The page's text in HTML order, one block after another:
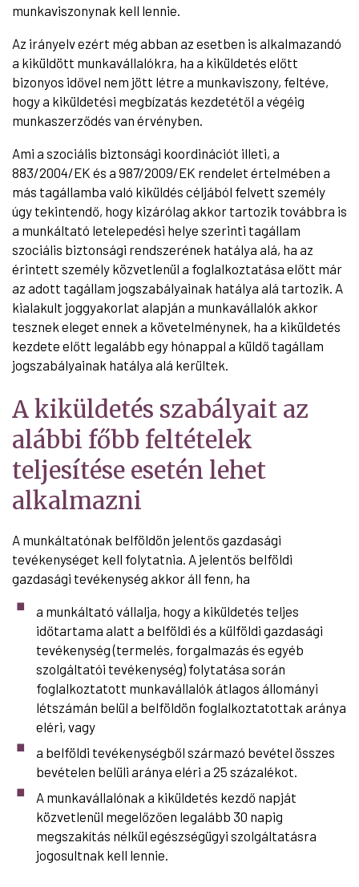
munkaviszonynak kell lennie.
Az irányelv ezért még abban az esetben is alkalmazandó
a kiküldött munkavállalókra, ha a kiküldetés előtt
bizonyos idővel nem jött létre a munkaviszony, feltéve,
hogy a kiküldetési megbízatás kezdetétől a végéig
munkaszerződés van érvényben.
Ami a szociális biztonsági koordinációt illeti, a
883/2004/EK és a 987/2009/EK rendelet értelmében a
más tagállamba való kiküldés céljából felvett személy
úgy tekintendő, hogy kizárólag akkor tartozik továbbra is
a munkáltató letelepedési helye szerinti tagállam
szociális biztonsági rendszerének hatálya alá, ha az
érintett személy közvetlenül a foglalkoztatása előtt már
az adott tagállam jogszabályainak hatálya alá tartozik. A
kialakult joggyakorlat alapján a munkavállalók akkor
tesznek eleget ennek a követelménynek, ha a kiküldetés
kezdete előtt legalább egy hónappal a küldő tagállam
jogszabályainak hatálya alá kerültek.
A kiküldetés szabályait az
alábbi főbb feltételek
teljesítése esetén lehet
alkalmazni
A munkáltatónak belföldön jelentős gazdasági
tevékenységet kell folytatnia. A jelentős belföldi
gazdasági tevékenység akkor áll fenn, ha
a munkáltató vállalja, hogy a kiküldetés teljes
időtartama alatt a belföldi és a külföldi gazdasági
tevékenység (termelés, forgalmazás és egyéb
szolgáltatói tevékenység) folytatása során
foglalkoztatott munkavállalók átlagos állományi
létszámán belül a belföldön foglalkoztatottak aránya
eléri, vagy
a belföldi tevékenységből származó bevétel összes
bevételen belüli aránya eléri a 25 százalékot.
A munkavállalónak a kiküldetés kezdő napját
közvetlenül megelőzően legalább 30 napig
megszakítás nélkül egészségügyi szolgáltatásra
jogosultnak kell lennie.